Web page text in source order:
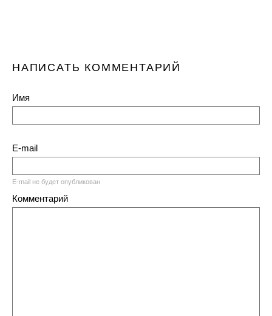
НАПИСАТЬ КОММЕНТАРИЙ
Имя
E-mail
E-mail не будет опубликован
Комментарий